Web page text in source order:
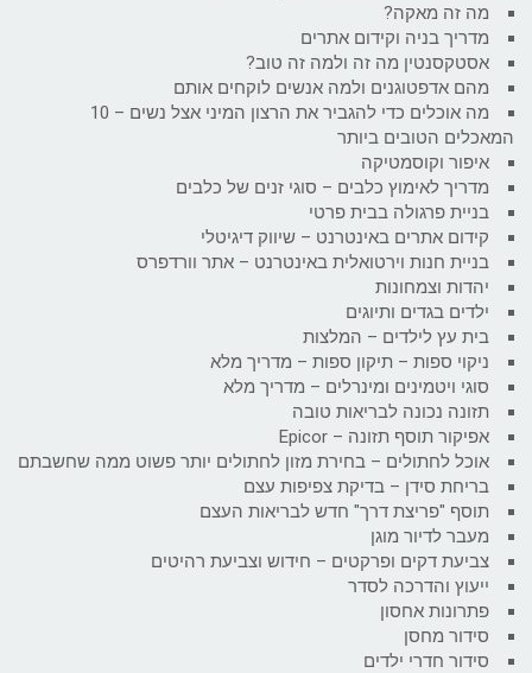
מה זה מאקה?
מדריך בניה וקידום אתרים
אסטקסנטין מה זה ולמה זה טוב?
מהם אדפטוגנים ולמה אנשים לוקחים אותם
מה אוכלים כדי להגביר את הרצון המיני אצל נשים – 10
המאכלים הטובים ביותר
איפור וקוסמטיקה
מדריך לאימוץ כלבים – סוגי זנים של כלבים
בניית פרגולה בבית פרטי
קידום אתרים באינטרנט – שיווק דיגיטלי
בניית חנות וירטואלית באינטרנט – אתר וורדפרס
יהדות וצמחונות
ילדים בגדים ותיוגים
בית עץ לילדים – המלצות
ניקוי ספות – תיקון ספות – מדריך מלא
סוגי ויטמינים ומינרלים – מדריך מלא
תזונה נכונה לבריאות טובה
אפיקור תוסף תזונה – Epicor
אוכל לחתולים – בחירת מזון לחתולים יותר פשוט ממה שחשבתם
בריחת סידן – בדיקת צפיפות עצם
תוסף "פריצת דרך" חדש לבריאות העצם
מעבר לדיור מוגן
צביעת דקים ופרקטים – חידוש וצביעת רהיטים
ייעוץ והדרכה לסדר
פתרונות אחסון
סידור מחסן
סידור חדרי ילדים